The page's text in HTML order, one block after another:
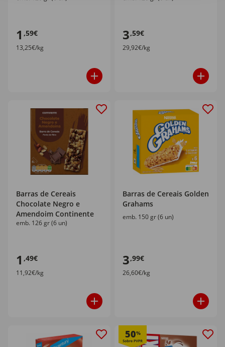
1 ,59€
13,25€/kg
3,59€
29,92€/kg
Barras de Cereais
Chocolate Negro e
Amendoim Continente
emb. 126 gr (6 un)
1 ,49€
11,92€/kg
Barras de Cereais Golden
Grahams
emb. 150 gr (6 un)
3,99€
26,60€/kg
50%